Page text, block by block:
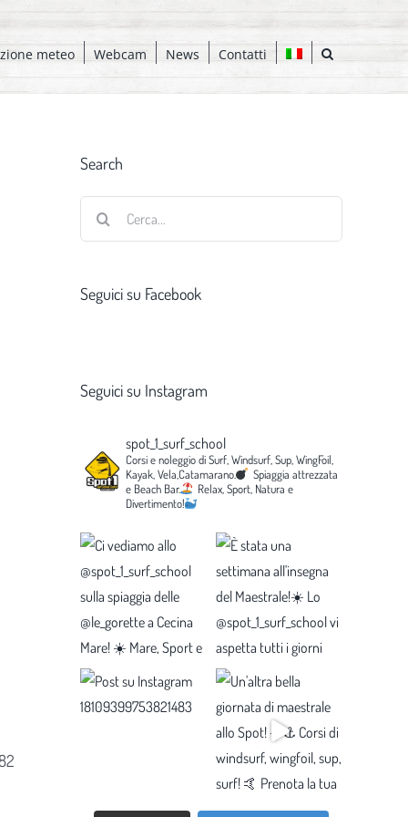
meteo Webcam News Contatti
Search
Seguici su Facebook
Seguici su Instagram
spot_1_surf_school
Corsi e noleggio di Surf, Windsurf, Sup, WingFoil,
Kayak, Vela,Catamarano.
Spiaggia attrezzata
e Beach Bar.
Relax, Sport, Natura e
Divertimento!